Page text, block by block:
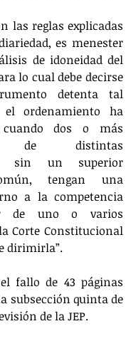
las reglas explicadas
es menester
de idoneidad del
lo cual debe decirse
detenta tal
el ordenamiento ha
dos o más
de distintas
sin un superior
tengan una
a la competencia
de uno o varios
Corte Constitucional
dirimirla”.
fallo de 43 páginas
subsección quinta de
de la JEP.